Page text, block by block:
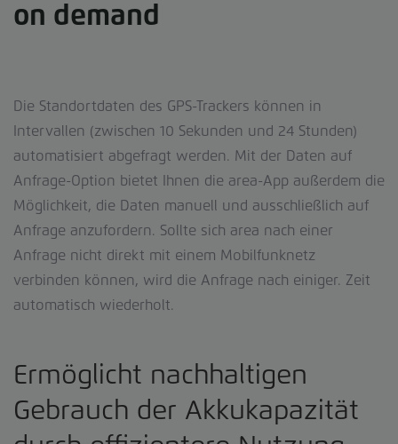
on demand
Die Standortdaten des GPS-Trackers können in
Intervallen (zwischen 10 Sekunden und 24 Stunden)
automatisiert abgefragt werden. Mit der Daten auf
Anfrage-Option bietet Ihnen die area-App außerdem die
Möglichkeit, die Daten manuell und ausschließlich auf
Anfrage anzufordern. Sollte sich area nach einer
Anfrage nicht direkt mit einem Mobilfunknetz
verbinden können, wird die Anfrage nach einiger. Zeit
automatisch wiederholt.
Ermöglicht nachhaltigen
Gebrauch der Akkukapazität